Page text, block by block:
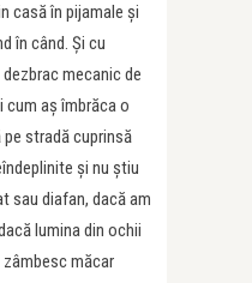
casă în pijamale şi
în când. Şi cu
mecanic de
cum aş îmbrăca o
stradă cuprinsă
şi nu ştiu
sau diafan, dacă am
lumina din ochii
măcar